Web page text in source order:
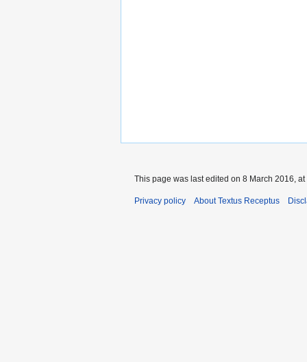
This page was last edited on 8 March 2016, at
Privacy policy About Textus Receptus